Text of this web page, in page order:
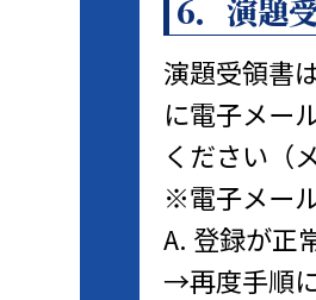
6．演題
演題受領書
に電子メー
ください（
※電子メー
A. 登録が正
→再度手順